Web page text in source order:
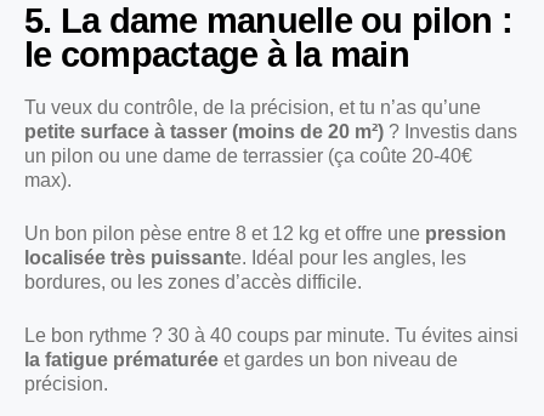
5. La dame manuelle ou pilon :
le compactage à la main
Tu veux du contrôle, de la précision, et tu n’as qu’une
petite surface à tasser (moins de 20 m²) ? Investis dans
un pilon ou une dame de terrassier (ça coûte 20-40€
max).
Un bon pilon pèse entre 8 et 12 kg et offre une pression
localisée très puissante. Idéal pour les angles, les
bordures, ou les zones d’accès difficile.
Le bon rythme ? 30 à 40 coups par minute. Tu évites ainsi
la fatigue prématurée et gardes un bon niveau de
précision.